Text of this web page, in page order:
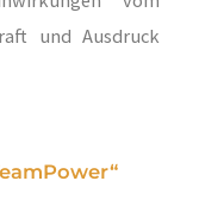
und Ausdruck